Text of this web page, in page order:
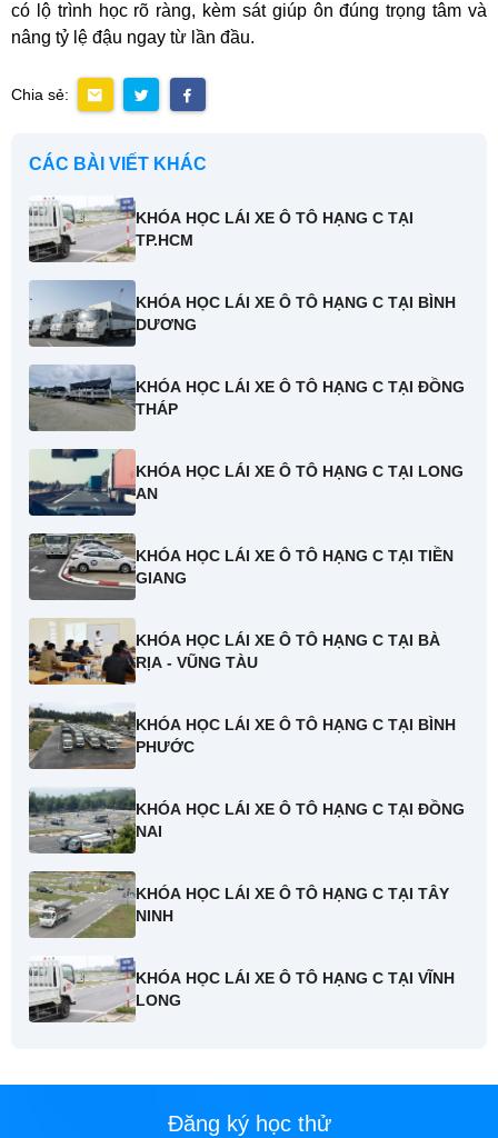
có lộ trình học rõ ràng, kèm sát giúp ôn đúng trọng tâm và
nâng tỷ lệ đậu ngay từ lần đầu.
Chia sẻ:
CÁC BÀI VIẾT KHÁC
KHÓA HỌC LÁI XE Ô TÔ HẠNG C TẠI
TP.HCM
KHÓA HỌC LÁI XE Ô TÔ HẠNG C TẠI BÌNH
DƯƠNG
KHÓA HỌC LÁI XE Ô TÔ HẠNG C TẠI ĐỒNG
THÁP
KHÓA HỌC LÁI XE Ô TÔ HẠNG C TẠI LONG
AN
KHÓA HỌC LÁI XE Ô TÔ HẠNG C TẠI TIỀN
GIANG
KHÓA HỌC LÁI XE Ô TÔ HẠNG C TẠI BÀ
RỊA - VŨNG TÀU
KHÓA HỌC LÁI XE Ô TÔ HẠNG C TẠI BÌNH
PHƯỚC
KHÓA HỌC LÁI XE Ô TÔ HẠNG C TẠI ĐỒNG
NAI
KHÓA HỌC LÁI XE Ô TÔ HẠNG C TẠI TÂY
NINH
KHÓA HỌC LÁI XE Ô TÔ HẠNG C TẠI VĨNH
LONG
Đăng ký học thử